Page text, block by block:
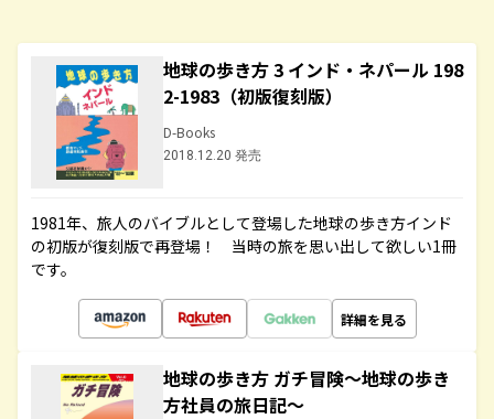
地球の歩き方 3 インド・ネパール 198
2-1983（初版復刻版）
D-Books
2018.12.20 発売
1981年、旅人のバイブルとして登場した地球の歩き方インド
の初版が復刻版で再登場！ 当時の旅を思い出して欲しい1冊
です。
詳細を見る
地球の歩き方 ガチ冒険～地球の歩き
方社員の旅日記～